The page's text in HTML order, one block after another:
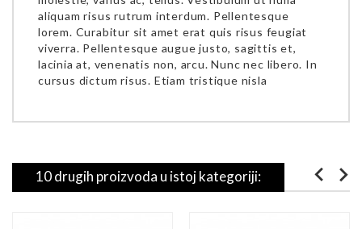
aliquam risus rutrum interdum. Pellentesque
lorem. Curabitur sit amet erat quis risus feugiat
viverra. Pellentesque augue justo, sagittis et,
lacinia at, venenatis non, arcu. Nunc nec libero. In
cursus dictum risus. Etiam tristique nisla
10 drugih proizvoda u istoj kategoriji: